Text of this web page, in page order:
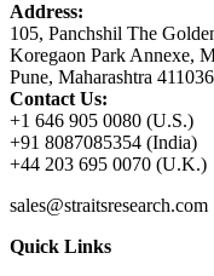
Address:
105, Panchshil The
Koregaon Park Annexe,
Pune, Maharashtra 411036
Contact Us:
+1 646 905 0080 (U.S.)
+91 8087085354 (India)
+44 203 695 0070 (U.K.)
sales@straitsresearch.com
Quick Links